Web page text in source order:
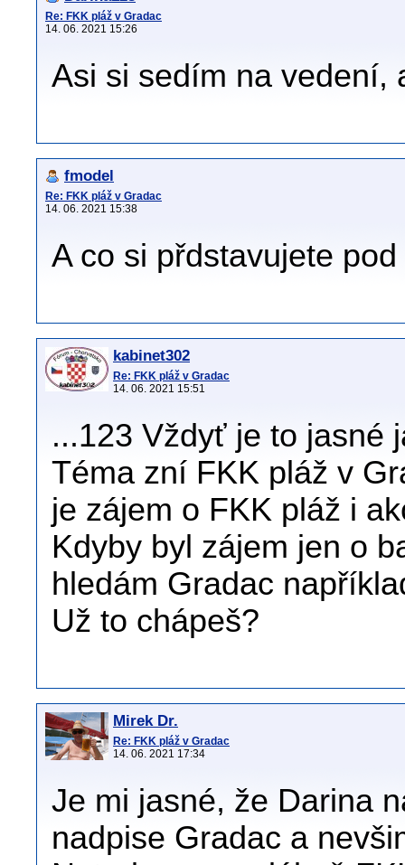
Re: FKK pláž v Gradac
14. 06. 2021 15:26
Asi si sedím na
fmodel
Re: FKK pláž v Gradac
14. 06. 2021 15:38
A co si přdstavujete
kabinet302
Re: FKK pláž v Gradac
14. 06. 2021 15:51
...123 Vždyť je to jasné
Téma zní FKK pláž v
je zájem o FKK pláž i
Kdyby byl zájem jen o
hledám Gradac
Už to chápeš?
Mirek Dr.
Re: FKK pláž v Gradac
14. 06. 2021 17:34
Je mi jasné, že Darina
nadpise Gradac a